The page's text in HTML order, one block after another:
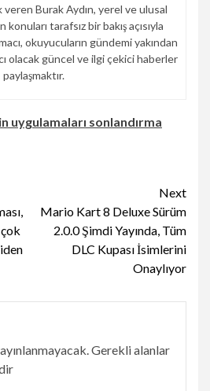
veren Burak Aydın, yerel ve ulusal
tarafsız bir bakış açısıyla
okuyucuların gündemi yakından
olacak güncel ve ilgi çekici haberler
paylaşmaktır.
uygulamaları sonlandırma
Next
Mario Kart 8 Deluxe Sürüm
2.0.0 Şimdi Yayında, Tüm
DLC Kupası İsimlerini
Onaylıyor
Gerekli alanlar